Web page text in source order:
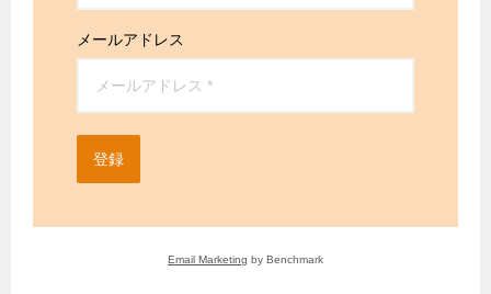
メールアドレス
登録
Email Marketing by Benchmark